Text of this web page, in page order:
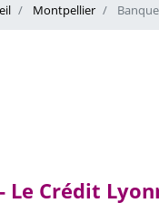
Montpellier
- Le Crédit